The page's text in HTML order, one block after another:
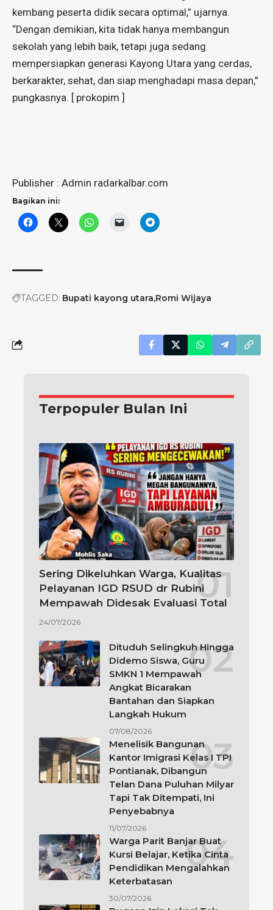
kembang peserta didik secara optimal,” ujarnya.
“Dengan demikian, kita tidak hanya membangun
sekolah yang lebih baik, tetapi juga sedang
mempersiapkan generasi Kayong Utara yang cerdas,
berkarakter, sehat, dan siap menghadapi masa depan,”
pungkasnya. [ prokopim ]
Publisher : Admin radarkalbar.com
Bagikan ini:
TAGGED: Bupati kayong utara Romi Wijaya
Terpopuler Bulan Ini
Sering Dikeluhkan Warga, Kualitas
Pelayanan IGD RSUD dr Rubini
Mempawah Didesak Evaluasi Total
24/07/2026
Dituduh Selingkuh Hingga
Didemo Siswa, Guru
SMKN 1 Mempawah
Angkat Bicarakan
Bantahan dan Siapkan
Langkah Hukum
07/08/2026
Menelisik Bangunan
Kantor Imigrasi Kelas I TPI
Pontianak, Dibangun
Telan Dana Puluhan Milyar
Tapi Tak Ditempati, Ini
Penyebabnya
11/07/2026
Warga Parit Banjar Buat
Kursi Belajar, Ketika Cinta
Pendidikan Mengalahkan
Keterbatasan
30/07/2026